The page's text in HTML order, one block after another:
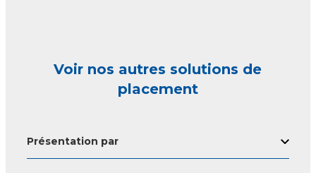
Voir nos autres solutions de
placement
Présentation par